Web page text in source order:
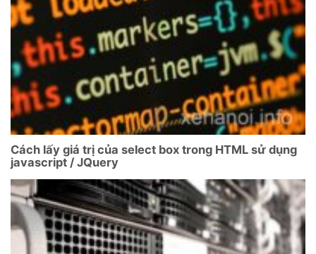
Cách lấy giá trị của select box trong HTML sử dụng
javascript / JQuery